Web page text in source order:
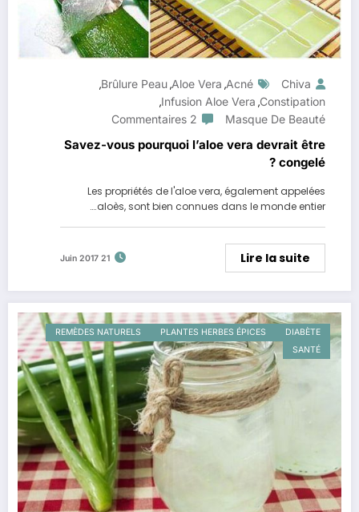
Chiva
Acné
,
Aloe Vera
,
Brûlure Peau
,
Constipation
,
Infusion Aloe Vera
,
Masque De Beauté
2 Commentaires
Savez-vous pourquoi l’aloe vera devrait être
congelé ?
Les propriétés de l'aloe vera, également appelées
aloès, sont bien connues dans le monde entier.…
Lire la suite
21 Juin 2017
DIABÈTE
PLANTES HERBES ÉPICES
REMÈDES NATURELS
SANTÉ